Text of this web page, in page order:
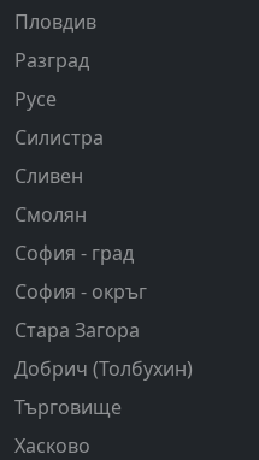
Пловдив
Разград
Русе
Силистра
Сливен
Смолян
София - град
София - окръг
Стара Загора
Добрич (Толбухин)
Търговище
Хасково